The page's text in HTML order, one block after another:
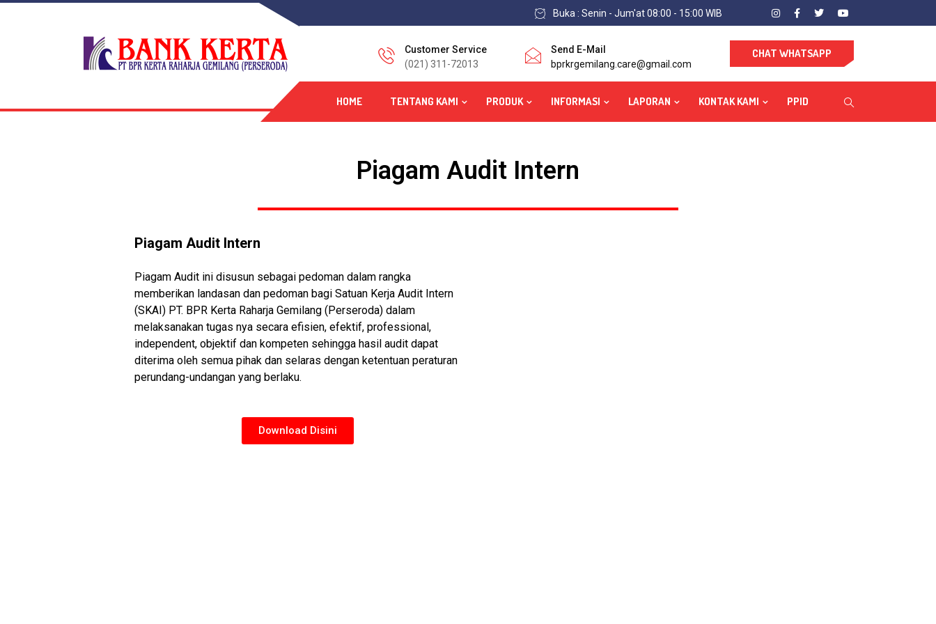
Buka : Senin - Jum'at 08:00 - 15:00 WIB
Customer Service
(021) 311-72013
Send E-Mail
bprkrgemilang.care@gmail.com
CHAT WHATSAPP
HOME TENTANG KAMI PRODUK INFORMASI LAPORAN KONTAK KAMI PPID
Piagam Audit Intern
Piagam Audit Intern
Piagam Audit ini disusun sebagai pedoman dalam rangka
memberikan landasan dan pedoman bagi Satuan Kerja Audit Intern
(SKAI) PT. BPR Kerta Raharja Gemilang (Perseroda) dalam
melaksanakan tugas nya secara efisien, efektif, professional,
independent, objektif dan kompeten sehingga hasil audit dapat
diterima oleh semua pihak dan selaras dengan ketentuan peraturan
perundang-undangan yang berlaku.
Download Disini